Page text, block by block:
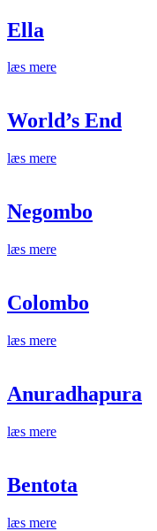
Ella
læs mere
World’s End
læs mere
Negombo
læs mere
Colombo
læs mere
Anuradhapura
læs mere
Bentota
læs mere